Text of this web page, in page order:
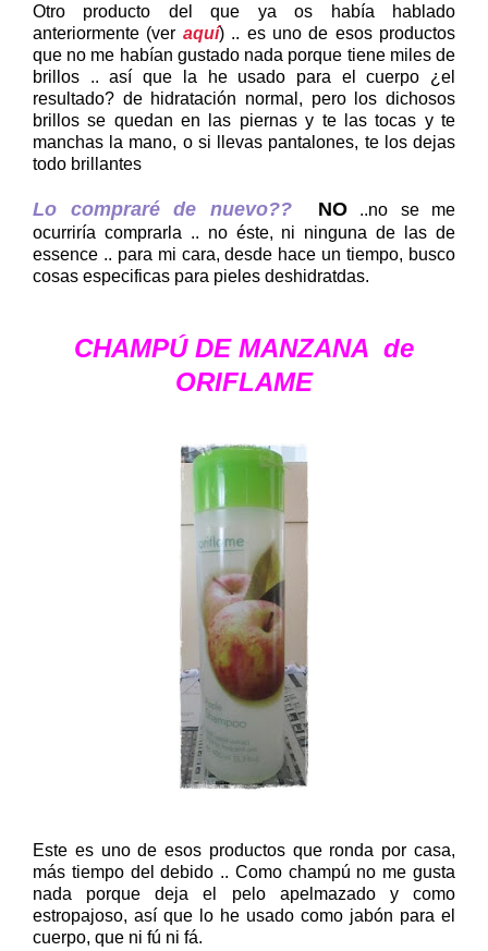
Otro producto del que ya os había hablado
anteriormente (ver aquí) .. es uno de esos productos
que no me habían gustado nada porque tiene miles de
brillos .. así que la he usado para el cuerpo ¿el
resultado? de hidratación normal, pero los dichosos
brillos se quedan en las piernas y te las tocas y te
manchas la mano, o si llevas pantalones, te los dejas
todo brillantes
Lo compraré de nuevo?? NO..no se me
ocurriría comprarla .. no éste, ni ninguna de las de
essence .. para mi cara, desde hace un tiempo, busco
cosas especificas para pieles deshidratdas.
CHAMPÚ DE MANZANA de
ORIFLAME
Este es uno de esos productos que ronda por casa,
más tiempo del debido .. Como champú no me gusta
nada porque deja el pelo apelmazado y como
estropajoso, así que lo he usado como jabón para el
cuerpo, que ni fú ni fá.